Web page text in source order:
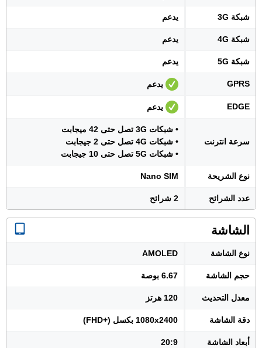
شبكة 3G يدعم
شبكة 4G يدعم
شبكة 5G يدعم
GPRS يدعم
EDGE يدعم
سرعة انترنت
• شبكات 3G تصل حتى 42 ميجابت
• شبكات 4G تصل حتى 2 جيجابت
• شبكات 5G تصل حتى 10 جيجابت
نوع الشريحة Nano SIM
عدد الشرائح 2 شرائح
الشاشة
نوع الشاشة AMOLED
حجم الشاشة 6.67 بوصة
معدل التحديث 120 هرتز
دقة الشاشة 1080x2400 بكسل (+FHD)
أبعاد الشاشة 20:9